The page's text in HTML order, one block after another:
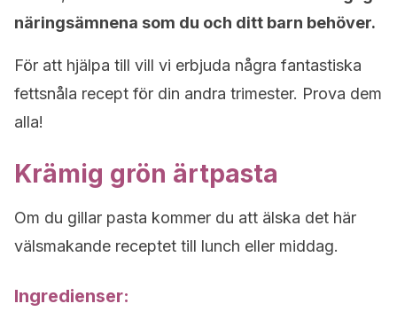
näringsämnena som du och ditt barn behöver.
För att hjälpa till vill vi erbjuda några fantastiska
fettsnåla recept för din andra trimester. Prova dem
alla!
Krämig grön ärtpasta
Om du gillar pasta kommer du att älska det här
välsmakande receptet till lunch eller middag.
Ingredienser: